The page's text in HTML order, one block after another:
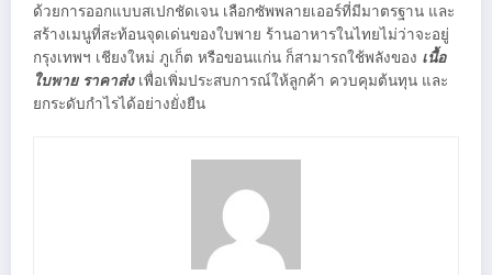
ด้วยการออกแบบสเปกชัดเจน เลือกซัพพลายเออร์ที่มีมาตรฐาน และ
สร้างเมนูที่สะท้อนจุดเด่นของใบพาย ร้านอาหารในไทยไม่ว่าจะอยู่
กรุงเทพฯ เชียงใหม่ ภูเก็ต หรือขอนแก่น ก็สามารถใช้พลังของ เนื้อ
ใบพาย ราคาส่งเพื่อเพิ่มประสบการณ์ให้ลูกค้า ควบคุมต้นทุน และ
ยกระดับกำไรได้อย่างยั่งยืน